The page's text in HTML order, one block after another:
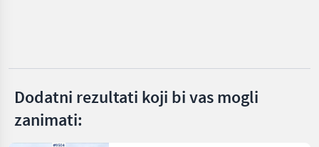
Dodatni rezultati koji bi vas mogli
zanimati: